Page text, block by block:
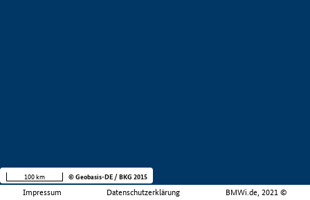
Impressum Datenschutzerklärung BMWi.de, 2021 ©
100 km © Geobasis-DE / BKG 2015